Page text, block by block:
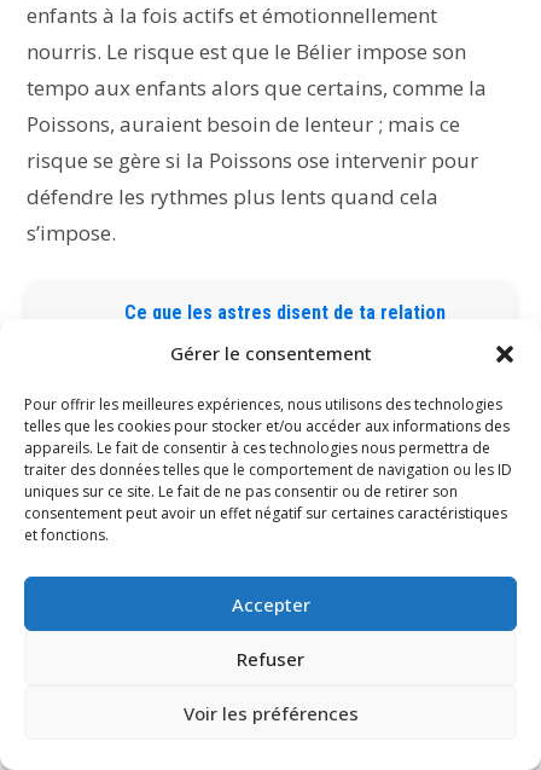
Gérer le consentement
Pour offrir les meilleures expériences, nous utilisons des technologies
telles que les cookies pour stocker et/ou accéder aux informations des
appareils. Le fait de consentir à ces technologies nous permettra de
traiter des données telles que le comportement de navigation ou les ID
uniques sur ce site. Le fait de ne pas consentir ou de retirer son
consentement peut avoir un effet négatif sur certaines caractéristiques
et fonctions.
Accepter
Refuser
Voir les préférences
enfants à la fois actifs et émotionnellement
nourris. Le risque est que le Bélier impose son
tempo aux enfants alors que certains, comme la
Poissons, auraient besoin de lenteur ; mais ce
risque se gère si la Poissons ose intervenir pour
défendre les rythmes plus lents quand cela
s’impose.
Ce que les astres disent de ta relation
Besoin d’un éclairage sur ta compatibilité
Découvrir maintenant
Rechercher
Le Bélier : le signe du commencement et de l’impulsion